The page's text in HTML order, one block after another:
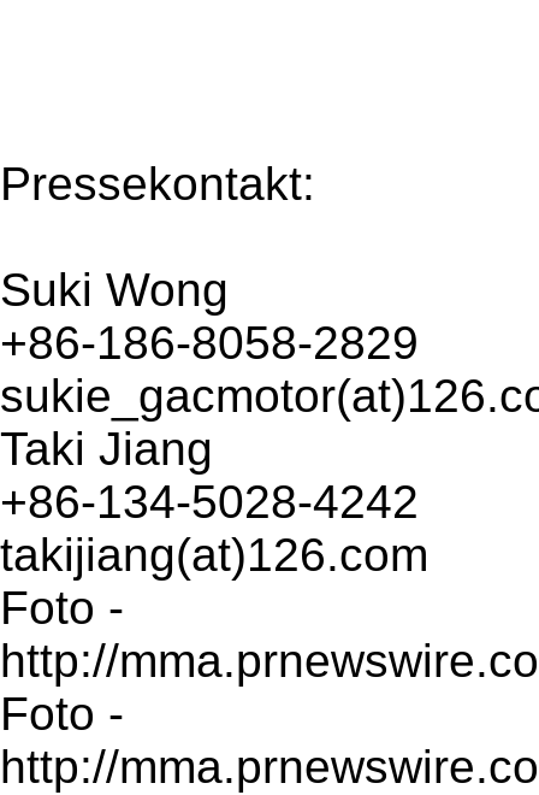
Pressekontakt:
Suki Wong
+86-186-8058-2829
Taki Jiang
+86-134-5028-4242
takijiang(at)126.com
Foto -
http://
Foto -
http://